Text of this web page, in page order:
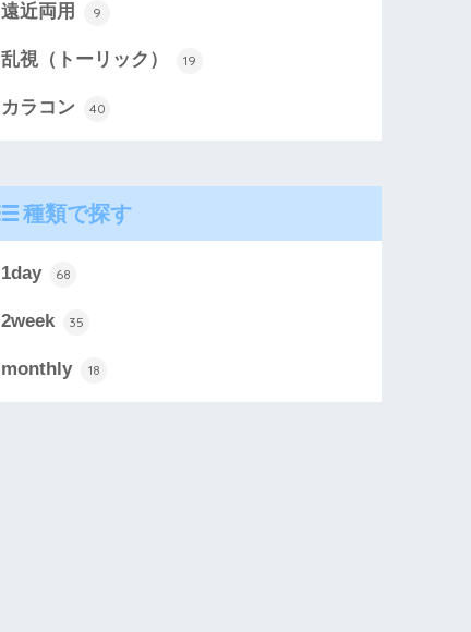
遠近両用 9
乱視（トーリック） 19
カラコン 40
種類で探す
1day 68
2week 35
monthly 18